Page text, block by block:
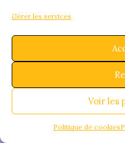
Gérer les services
Voir les
Politique de cookies